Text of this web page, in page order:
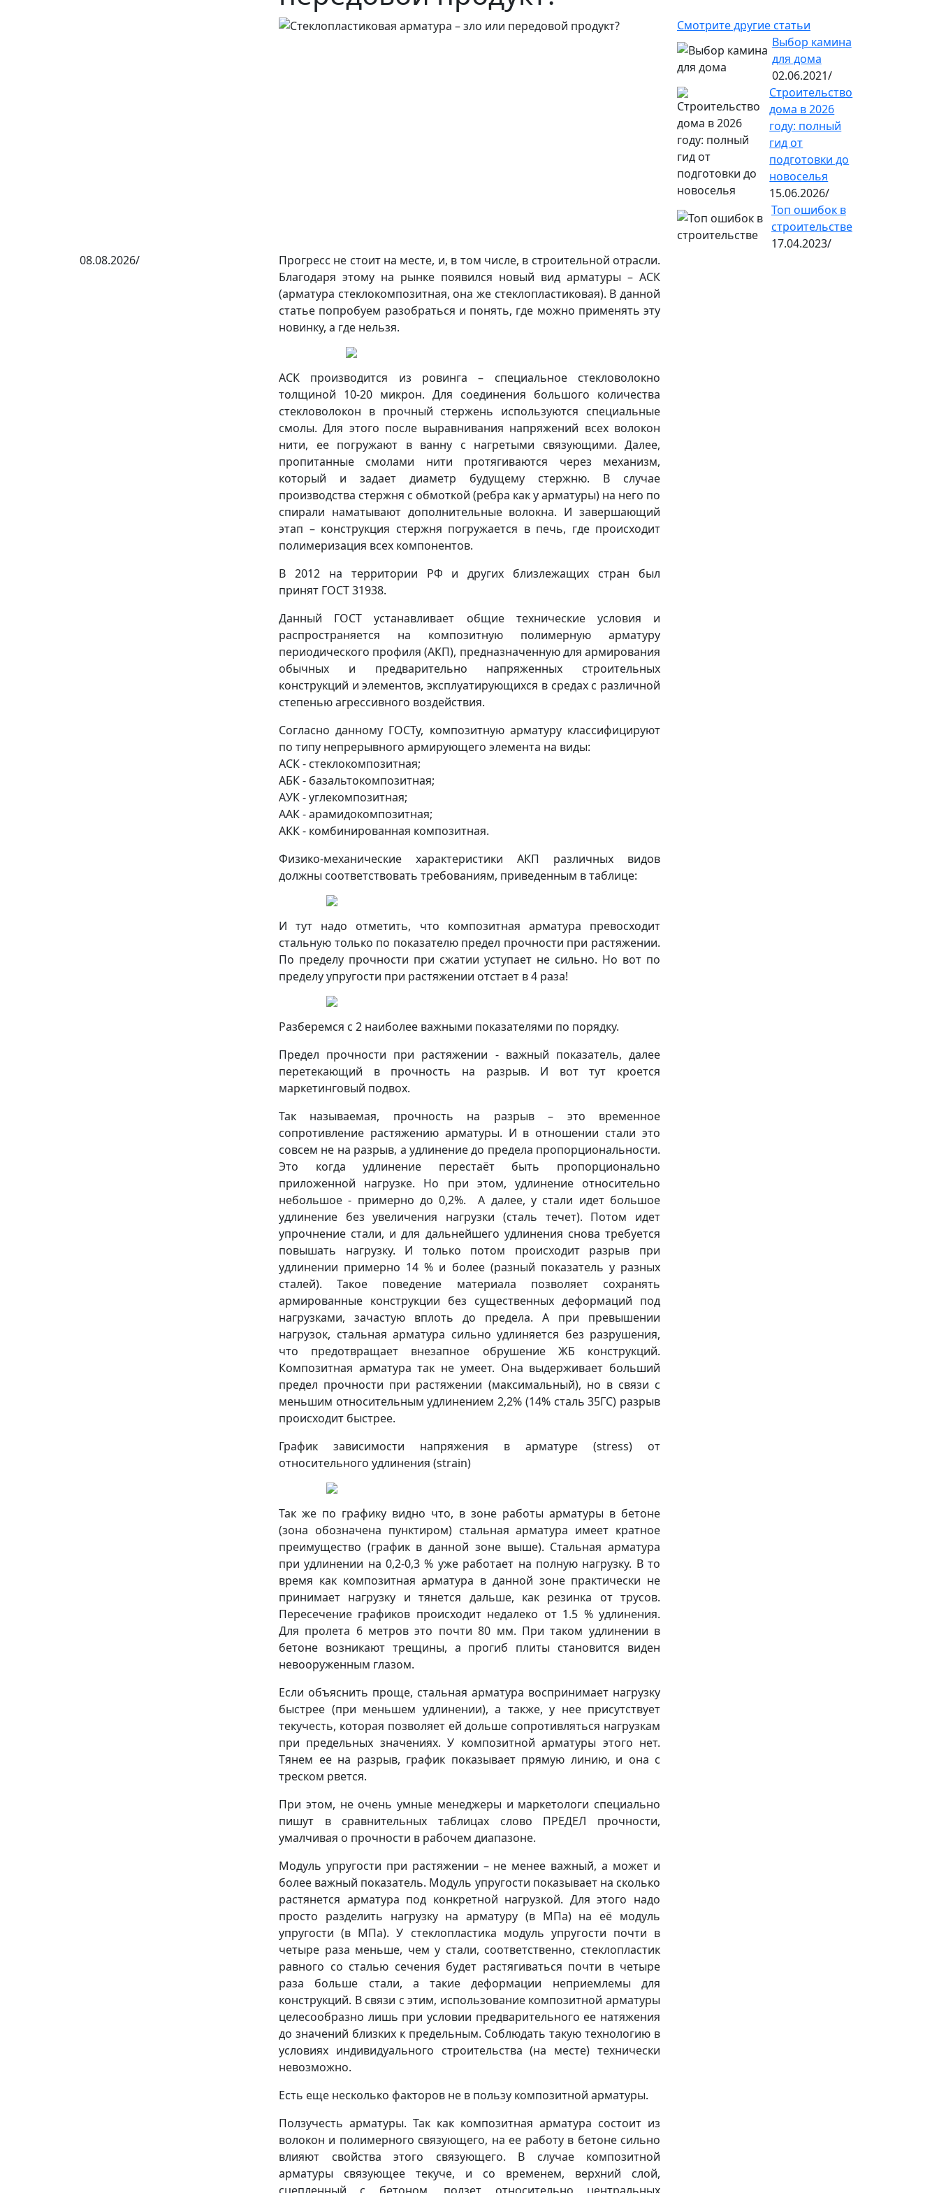
Смотрите другие статьи
Выбор камина
для дома
02.06.2021/
Строительство
дома в 2026
году: полный
гид от
подготовки до
новоселья
15.06.2026/
Топ ошибок в
строительстве
17.04.2023/
08.08.2026/
Прогресс не стоит на месте, и, в том числе, в строительной отрасли.
Благодаря этому на рынке появился новый вид арматуры – АСК
(арматура стеклокомпозитная, она же стеклопластиковая). В данной
статье попробуем разобраться и понять, где можно применять эту
новинку, а где нельзя.
АСК производится из ровинга – специальное стекловолокно
толщиной 10-20 микрон. Для соединения большого количества
стекловолокон в прочный стержень используются специальные
смолы. Для этого после выравнивания напряжений всех волокон
нити, ее погружают в ванну с нагретыми связующими. Далее,
пропитанные смолами нити протягиваются через механизм,
который и задает диаметр будущему стержню. В случае
производства стержня с обмоткой (ребра как у арматуры) на него по
спирали наматывают дополнительные волокна. И завершающий
этап – конструкция стержня погружается в печь, где происходит
полимеризация всех компонентов.
В 2012 на территории РФ и других близлежащих стран был
принят ГОСТ 31938.
Данный ГОСТ устанавливает общие технические условия и
распространяется на композитную полимерную арматуру
периодического профиля (АКП), предназначенную для армирования
обычных и предварительно напряженных строительных
конструкций и элементов, эксплуатирующихся в средах с различной
степенью агрессивного воздействия.
Согласно данному ГОСТу, композитную арматуру классифицируют
по типу непрерывного армирующего элемента на виды:
АСК - стеклокомпозитная;
АБК - базальтокомпозитная;
АУК - углекомпозитная;
ААК - арамидокомпозитная;
АКК - комбинированная композитная.
Физико-механические характеристики АКП различных видов
должны соответствовать требованиям, приведенным в таблице:
И тут надо отметить, что композитная арматура превосходит
стальную только по показателю предел прочности при растяжении.
По пределу прочности при сжатии уступает не сильно. Но вот по
пределу упругости при растяжении отстает в 4 раза!
Разберемся с 2 наиболее важными показателями по порядку.
Предел прочности при растяжении - важный показатель, далее
перетекающий в прочность на разрыв. И вот тут кроется
маркетинговый подвох.
Так называемая, прочность на разрыв – это временное
сопротивление растяжению арматуры. И в отношении стали это
совсем не на разрыв, а удлинение до предела пропорциональности.
Это когда удлинение перестаёт быть пропорционально
приложенной нагрузке. Но при этом, удлинение относительно
небольшое - примерно до 0,2%. А далее, у стали идет большое
удлинение без увеличения нагрузки (сталь течет). Потом идет
упрочнение стали, и для дальнейшего удлинения снова требуется
повышать нагрузку. И только потом происходит разрыв при
удлинении примерно 14 % и более (разный показатель у разных
сталей). Такое поведение материала позволяет сохранять
армированные конструкции без существенных деформаций под
нагрузками, зачастую вплоть до предела. А при превышении
нагрузок, стальная арматура сильно удлиняется без разрушения,
что предотвращает внезапное обрушение ЖБ конструкций.
Композитная арматура так не умеет. Она выдерживает больший
предел прочности при растяжении (максимальный), но в связи с
меньшим относительным удлинением 2,2% (14% сталь 35ГС) разрыв
происходит быстрее.
График зависимости напряжения в арматуре (stress) от
относительного удлинения (strain)
Так же по графику видно что, в зоне работы арматуры в бетоне
(зона обозначена пунктиром) стальная арматура имеет кратное
преимущество (график в данной зоне выше). Стальная арматура
при удлинении на 0,2-0,3 % уже работает на полную нагрузку. В то
время как композитная арматура в данной зоне практически не
принимает нагрузку и тянется дальше, как резинка от трусов.
Пересечение графиков происходит недалеко от 1.5 % удлинения.
Для пролета 6 метров это почти 80 мм. При таком удлинении в
бетоне возникают трещины, а прогиб плиты становится виден
невооруженным глазом.
Если объяснить проще, стальная арматура воспринимает нагрузку
быстрее (при меньшем удлинении), а также, у нее присутствует
текучесть, которая позволяет ей дольше сопротивляться нагрузкам
при предельных значениях. У композитной арматуры этого нет.
Тянем ее на разрыв, график показывает прямую линию, и она с
треском рвется.
При этом, не очень умные менеджеры и маркетологи специально
пишут в сравнительных таблицах слово ПРЕДЕЛ прочности,
умалчивая о прочности в рабочем диапазоне.
Модуль упругости при растяжении – не менее важный, а может и
более важный показатель. Модуль упругости показывает на сколько
растянется арматура под конкретной нагрузкой. Для этого надо
просто разделить нагрузку на арматуру (в МПа) на её модуль
упругости (в МПа). У стеклопластика модуль упругости почти в
четыре раза меньше, чем у стали, соответственно, стеклопластик
равного со сталью сечения будет растягиваться почти в четыре
раза больше стали, а такие деформации неприемлемы для
конструкций. В связи с этим, использование композитной арматуры
целесообразно лишь при условии предварительного ее натяжения
до значений близких к предельным. Соблюдать такую технологию в
условиях индивидуального строительства (на месте) технически
невозможно.
Есть еще несколько факторов не в пользу композитной арматуры.
Ползучесть арматуры. Так как композитная арматура состоит из
волокон и полимерного связующего, на ее работу в бетоне сильно
влияют свойства этого связующего. В случае композитной
арматуры связующее текуче, и со временем, верхний слой,